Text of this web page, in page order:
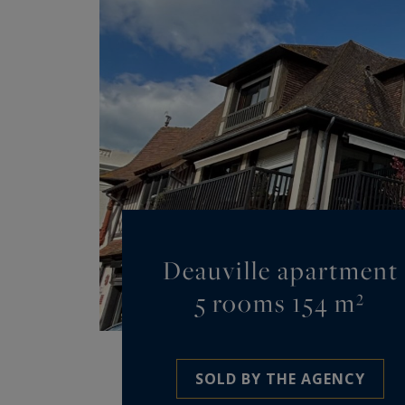
Deauville apartment
5 rooms 154 m²
SOLD BY THE AGENCY